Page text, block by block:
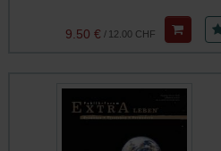
12.00 CHF
/
9.50 €